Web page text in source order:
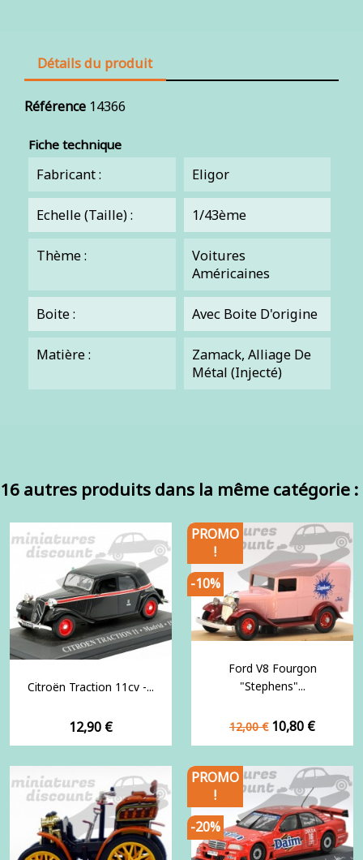
Détails du produit
Référence 14366
Fiche technique
Fabricant : Eligor
Echelle (Taille) : 1/43ème
Thème :
Voitures
Américaines
Boite : Avec Boite D'origine
Matière :
Zamack, Alliage De
Métal (injecté)
16 autres produits dans la même catégorie :
Citroën Traction 11cv -...
Prix
12,90 €
Ford V8 Fourgon
"Stephens"...
Prix
de
12,00 € Prix
10,80 €
PROMO
!
-10%
PROMO
!
-20%